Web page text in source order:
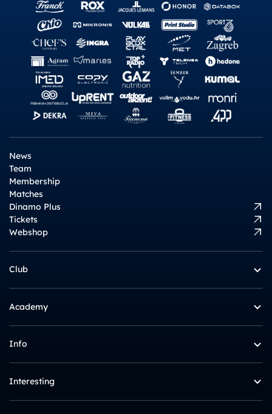
News
Team
Membership
Matches
Dinamo Plus
Tickets
Webshop
Club
Academy
Info
Interesting